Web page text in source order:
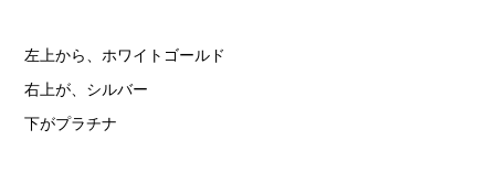
左上から、ホワイトゴールド
右上が、シルバー
下がプラチナ